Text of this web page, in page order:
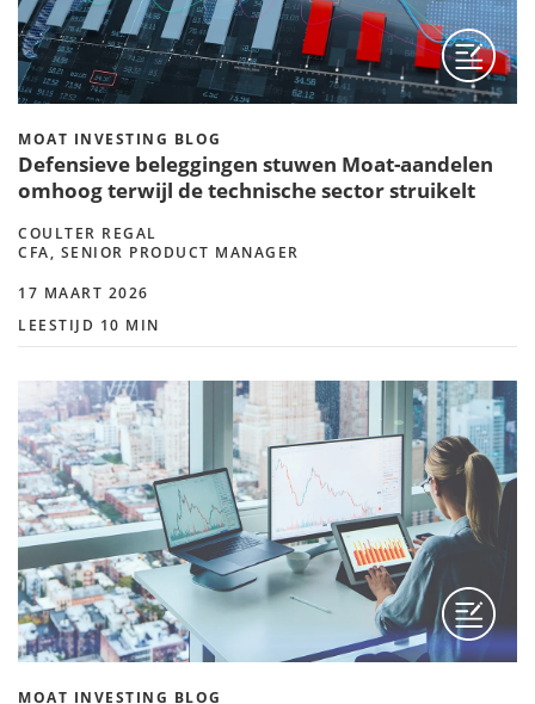
MOAT INVESTING BLOG
Defensieve beleggingen stuwen Moat-aandelen
omhoog terwijl de technische sector struikelt
COULTER REGAL
CFA, SENIOR PRODUCT MANAGER
17 MAART 2026
LEESTIJD 10 MIN
MOAT INVESTING BLOG